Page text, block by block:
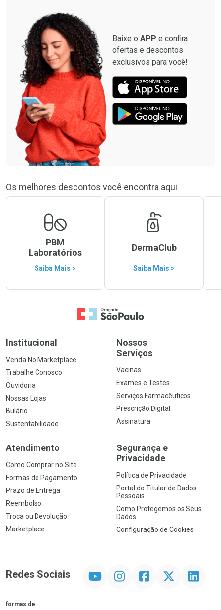
Baixe o APP e confira
ofertas e descontos
exclusivos para você!
Os melhores descontos você encontra aqui
PBM
Laboratórios
Saiba Mais >
DermaClub
Saiba Mais >
Ir para a Home
Institucional
Venda No Marketplace
Trabalhe Conosco
Ouvidoria
Nossas Lojas
Bulário
Sustentabilidade
Nossos
Serviços
Vacinas
Exames e Testes
Serviços Farmacêuticos
Prescrição Digital
Assinatura
Atendimento
Como Comprar no Site
Formas de Pagamento
Prazo de Entrega
Reembolso
Troca ou Devolução
Marketplace
Segurança e
Privacidade
Política de Privacidade
Portal do Titular de Dados
Pessoais
Como Protegemos os Seus
Dados
Configuração de Cookies
Redes Sociais InstagramFacebookTwitter Linkedin
formas de